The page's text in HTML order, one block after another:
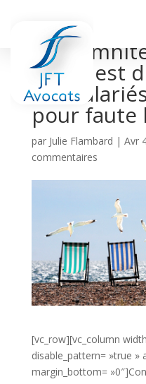
payés est
aux
pour faute
par Julie Flambard | Avr
commentaires
[vc_row][vc_column
disable_pattern= »true »
margin_bottom=